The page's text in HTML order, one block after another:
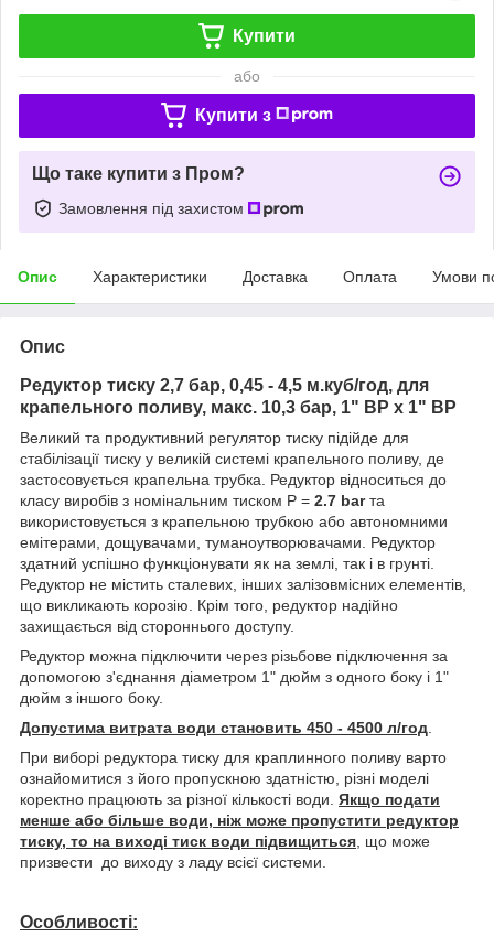
Купити
або
Купити з
Що таке купити з Пром?
Замовлення під захистом
Опис Характеристики Доставка Оплата Умови
Опис
Редуктор тиску 2,7 бар, 0,45 - 4,5 м.куб/год, для
крапельного поливу, макс. 10,3 бар, 1" ВР х 1" ВР
Великий та продуктивний регулятор тиску підійде для
стабілізації тиску у великій системі крапельного поливу, де
застосовується крапельна трубка. Редуктор відноситься до
класу виробів з номінальним тиском P = 2.7 barта
використовується з крапельною трубкою або автономними
емітерами, дощувачами, туманоутворювачами. Редуктор
здатний успішно функціонувати як на землі, так і в грунті.
Редуктор не містить сталевих, інших залізовмісних елементів,
що викликають корозію. Крім того, редуктор надійно
захищається від стороннього доступу.
Редуктор можна підключити через різьбове підключення за
допомогою з'єднання діаметром 1" дюйм з одного боку і 1"
дюйм з іншого боку.
Допустима витрата води становить 450 - 4500 л/год
При виборі редуктора тиску для краплинного поливу варто
ознайомитися з його пропускною здатністю, різні моделі
коректно працюють за різної кількості води. Якщо подати
менше або більше води, ніж може пропустити редуктор
тиску, то на виході тиск води підвищиться , що може
призвести до виходу з ладу всієї системи.
Особливості: